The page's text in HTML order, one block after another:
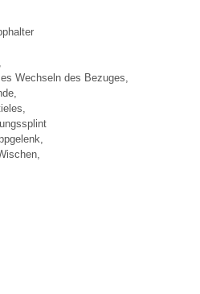
Wechseln des Bezuges,